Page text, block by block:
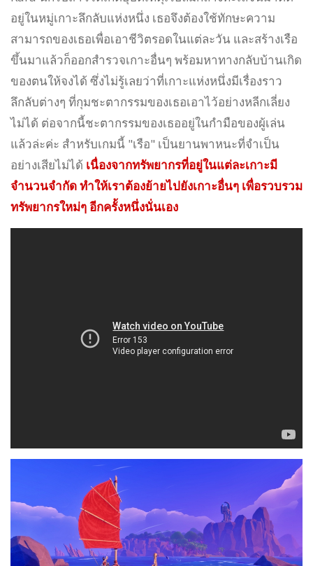
อยู่ในหมู่เกาะลึกลับแห่งหนึ่ง เธอจึงต้องใช้ทักษะความ
สามารถของเธอเพื่อเอาชีวิตรอดในแต่ละวัน และสร้างเรือ
ขึ้นมาแล้วก็ออกสำรวจเกาะอื่นๆ พร้อมหาทางกลับบ้านเกิด
ของตนให้จงได้ ซึ่งไม่รู้เลยว่าที่เกาะแห่งหนึ่งมีเรื่องราว
ลึกลับต่างๆ ที่กุมชะตากรรมของเธอเอาไว้อย่างหลีกเลี่ยง
ไม่ได้ ต่อจากนี้ชะตากรรมของเธออยู่ในกำมือของผู้เล่น
แล้วล่ะค่ะ สำหรับเกมนี้ "เรือ" เป็นยานพาหนะที่จำเป็น
อย่างเสียไม่ได้ เนื่องจากทรัพยากรที่อยู่ในแต่ละเกาะมี
จำนวนจำกัด ทำให้เราต้องย้ายไปยังเกาะอื่นๆ เพื่อรวบรวม
ทรัพยากรใหม่ๆ อีกครั้งหนึ่งนั่นเอง